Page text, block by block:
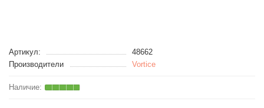
Артикул:
48662
Производители
Vortice